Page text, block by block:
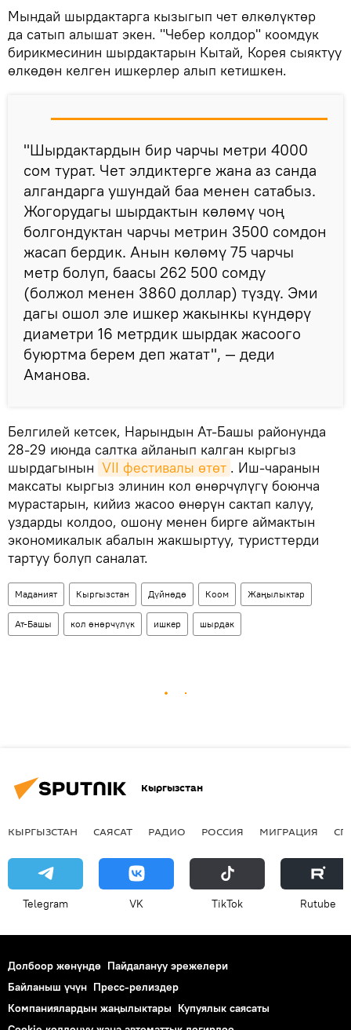
Мындай шырдактарга кызыгып чет өлкөлүктөр
да сатып алышат экен. "Чебер колдор" коомдук
бирикмесинин шырдактарын Кытай, Корея сыяктуу
өлкөдөн келген ишкерлер алып кетишкен.
"Шырдактардын бир чарчы метри 4000
сом турат. Чет элдиктерге жана аз санда
алгандарга ушундай баа менен сатабыз.
Жогорудагы шырдактын көлөмү чоң
болгондуктан чарчы метрин 3500 сомдон
жасап бердик. Анын көлөмү 75 чарчы
метр болуп, баасы 262 500 сомду
(болжол менен 3860 доллар) түздү. Эми
дагы ошол эле ишкер жакынкы күндөрү
диаметри 16 метрдик шырдак жасоого
буюртма берем деп жатат", — деди
Аманова.
Белгилей кетсек, Нарындын Ат-Башы районунда
28-29 июнда салтка айланып калган кыргыз
шырдагынын VII фестивалы өтөт . Иш-чаранын
максаты кыргыз элинин кол өнөрчүлүгү боюнча
мурастарын, кийиз жасоо өнөрүн сактап калуу,
уздарды колдоо, ошону менен бирге аймактын
экономикалык абалын жакшыртуу, туристтерди
тартуу болуп саналат.
Маданият Кыргызстан Дүйнөдө Коом Жаңылыктар
Ат-Башы кол өнөрчүлүк ишкер шырдак
Кыргызстан
КЫРГЫЗСТАН САЯСАТ РАДИО РОССИЯ МИГРАЦИЯ
Telegram VK ТikТоk Rutube
Долбоор жөнүндө Пайдалануу эрежелери
Байланыш үчүн Пресс-релиздер
Компаниялардын жаңылыктары Купуялык саясаты